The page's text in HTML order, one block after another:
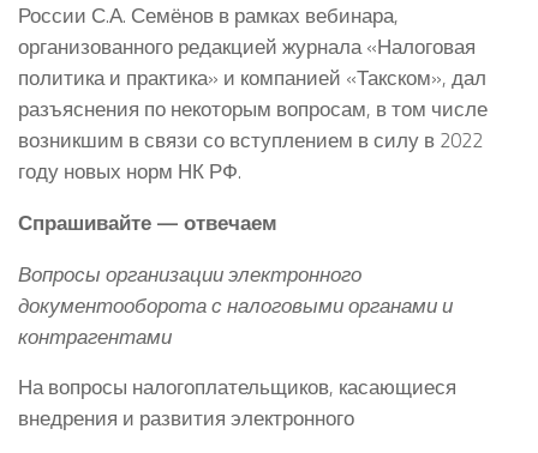
России С.А. Семёнов в рамках вебинара,
организованного редакцией журнала «Налоговая
политика и практика» и компанией «Такском», дал
разъяснения по некоторым вопросам, в том числе
возникшим в связи со вступлением в силу в 2022
году новых норм НК РФ.
Спрашивайте — отвечаем
Вопросы организации электронного
документооборота с налоговыми органами и
контрагентами
На вопросы налогоплательщиков, касающиеся
внедрения и развития электронного